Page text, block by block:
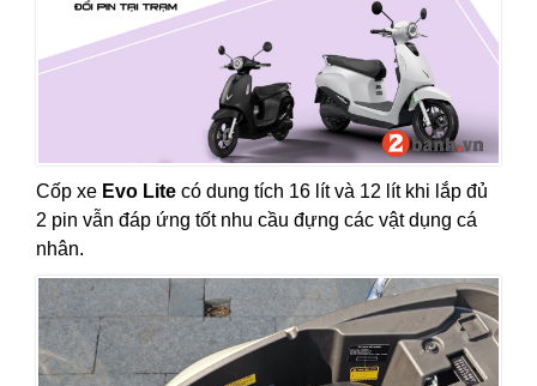
Cốp xe Evo Lite có dung tích 16 lít và 12 lít khi lắp đủ
2 pin vẫn đáp ứng tốt nhu cầu đựng các vật dụng cá
nhân.